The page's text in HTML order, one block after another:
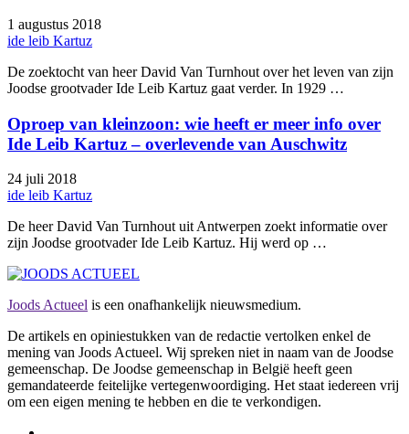
1 augustus 2018
ide leib Kartuz
De zoektocht van heer David Van Turnhout over het leven van zijn
Joodse grootvader Ide Leib Kartuz gaat verder. In 1929 …
Oproep van kleinzoon: wie heeft er meer info over
Ide Leib Kartuz – overlevende van Auschwitz
24 juli 2018
ide leib Kartuz
De heer David Van Turnhout uit Antwerpen zoekt informatie over
zijn Joodse grootvader Ide Leib Kartuz. Hij werd op …
Joods Actueel is een onafhankelijk nieuwsmedium.
De artikels en opiniestukken van de redactie vertolken enkel de
mening van Joods Actueel. Wij spreken niet in naam van de Joodse
gemeenschap. De Joodse gemeenschap in België heeft geen
gemandateerde feitelijke vertegenwoordiging. Het staat iedereen vrij
om een eigen mening te hebben en die te verkondigen.